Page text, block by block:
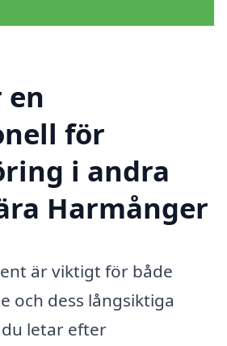
en
för
i andra
Harmånger
är viktigt för både
och dess långsiktiga
letar efter